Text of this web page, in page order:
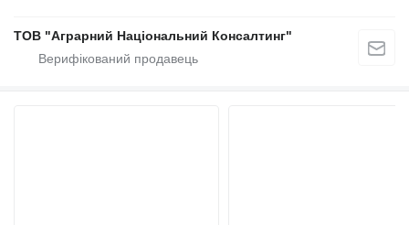
ТОВ "Аграрний Національний Консалтинг"